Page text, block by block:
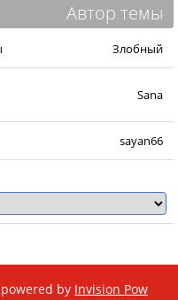
Автор темы
Злобный
Sana
sayan66
powered by Invision Pow